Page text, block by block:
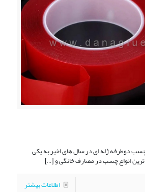
دوطرفه ژله ای در سال های اخیر به یکی
ترین انواع چسب در مصارف خانگی و[…]
اطلاعات بیشتر